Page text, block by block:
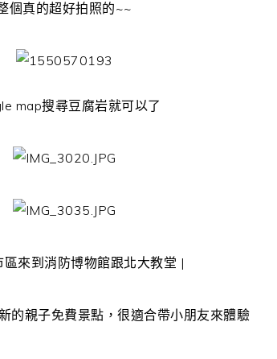
個真的超好拍照的~~
map搜尋豆腐岩就可以了
區來到消防博物館跟北大教堂 |
的親子免費景點，很適合帶小朋友來體驗